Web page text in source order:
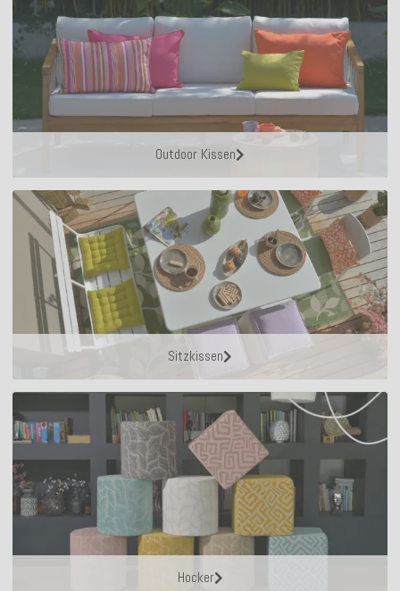
Outdoor Kissen
Sitzkissen
Hocker